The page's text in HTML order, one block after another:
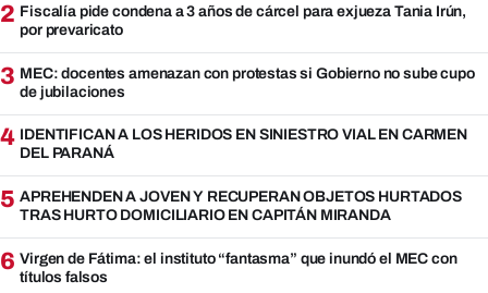
2 Fiscalía pide condena a 3 años de cárcel para exjueza Tania Irún,
por prevaricato
3 MEC: docentes amenazan con protestas si Gobierno no sube cupo
de jubilaciones
4 IDENTIFICAN A LOS HERIDOS EN SINIESTRO VIAL EN CARMEN
DEL PARANÁ
5 APREHENDEN A JOVEN Y RECUPERAN OBJETOS HURTADOS
TRAS HURTO DOMICILIARIO EN CAPITÁN MIRANDA
6 Virgen de Fátima: el instituto “fantasma” que inundó el MEC con
títulos falsos